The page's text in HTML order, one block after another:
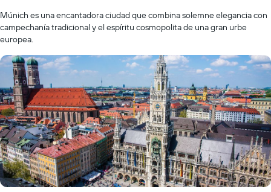
Múnich es una encantadora ciudad que combina solemne elegancia con
campechanía tradicional y el espíritu cosmopolita de una gran urbe
europea.